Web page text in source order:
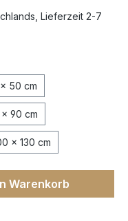
Lieferzeit 2-7
50 cm
90 cm
x 130 cm
Warenkorb